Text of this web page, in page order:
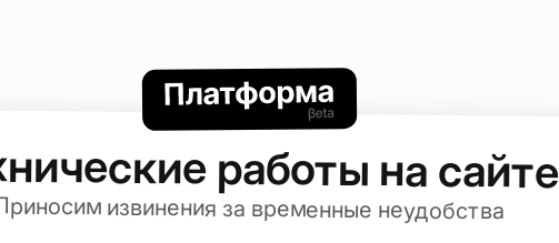
работы на сайте
извинения за временные неудобства